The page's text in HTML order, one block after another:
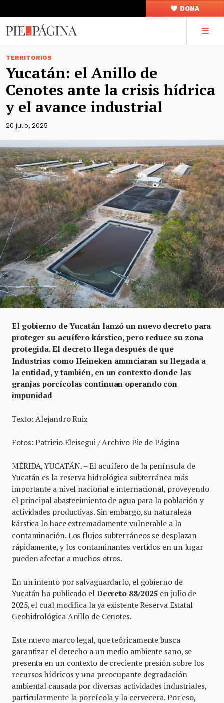
DONA
TERRITORIOS
Yucatán: el Anillo de
Cenotes ante la crisis hídrica
y el avance industrial
20 julio, 2025
El gobierno de Yucatán lanzó un nuevo decreto para
proteger su acuífero kárstico, pero reduce su zona
protegida. El decreto llega después de que
Industrias como Heineken anunciaran su llegada a
la entidad, y también, en un contexto donde las
granjas porcícolas continuan operando con
impunidad
Texto: Alejandro Ruiz
Fotos: Patricio Eleisegui / Archivo Pie de Página
MÉRIDA, YUCATÁN. – El acuífero de la península de
Yucatán es la reserva hidrológica subterránea más
importante a nivel nacional e internacional, proveyendo
el principal abastecimiento de agua para la población y
actividades productivas. Sin embargo, su naturaleza
kárstica lo hace extremadamente vulnerable a la
contaminación. Los flujos subterráneos se desplazan
rápidamente, y los contaminantes vertidos en un lugar
pueden afectar a muchos otros.
En un intento por salvaguardarlo, el gobierno de
Yucatán ha publicado el Decreto 88/2025 en julio de
2025, el cual modifica la ya existente Reserva Estatal
Geohidrológica Anillo de Cenotes.
Este nuevo marco legal, que teóricamente busca
garantizar el derecho a un medio ambiente sano, se
presenta en un contexto de creciente presión sobre los
recursos hídricos y una preocupante degradación
ambiental causada por diversas actividades industriales,
particularmente la porcícola y la cervecera. Por eso,